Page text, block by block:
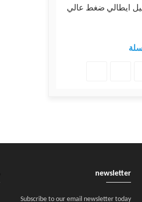
ايطالي ضغط عالي
newsletter
Subscribe to our email newsletter today